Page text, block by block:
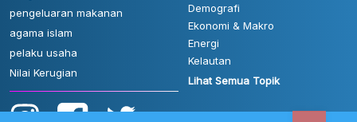
pengeluaran makanan
agama islam
pelaku usaha
Nilai Kerugian
Demografi
Ekonomi & Makro
Energi
Kelautan
Lihat Semua Topik